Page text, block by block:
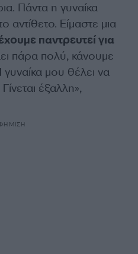
Πάντα η γυναίκα
αντίθετο. Είμαστε μια
παντρευτεί για
πάρα πολύ, κάνουμε
μου θέλει να
έξαλλη»,